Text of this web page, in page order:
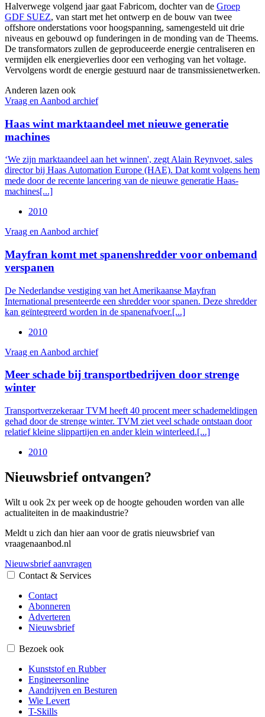
Halverwege volgend jaar gaat Fabricom, dochter van de Groep
GDF SUEZ, van start met het ontwerp en de bouw van twee
offshore onderstations voor hoogspanning, samengesteld uit drie
niveaus en gebouwd op funderingen in de monding van de Theems.
De transformators zullen de geproduceerde energie centraliseren en
vermijden elk energieverlies door een verhoging van het voltage.
Vervolgens wordt de energie gestuurd naar de transmissienetwerken.
Anderen lazen ook
Vraag en Aanbod archief
Haas wint marktaandeel met nieuwe generatie
machines
‘We zijn marktaandeel aan het winnen', zegt Alain Reynvoet, sales
director bij Haas Automation Europe (HAE). Dat komt volgens hem
mede door de recente lancering van de nieuwe generatie Haas-
machines[...]
2010
Vraag en Aanbod archief
Mayfran komt met spanenshredder voor onbemand
verspanen
De Nederlandse vestiging van het Amerikaanse Mayfran
International presenteerde een shredder voor spanen. Deze shredder
kan geïntegreerd worden in de spanenafvoer.[...]
2010
Vraag en Aanbod archief
Meer schade bij transportbedrijven door strenge
winter
Transportverzekeraar TVM heeft 40 procent meer schademeldingen
gehad door de strenge winter. TVM ziet veel schade ontstaan door
relatief kleine slippartijen en ander klein winterleed.[...]
2010
Nieuwsbrief ontvangen?
Wilt u ook 2x per week op de hoogte gehouden worden van alle
actualiteiten in de maakindustrie?
Meldt u zich dan hier aan voor de gratis nieuwsbrief van
vraagenaanbod.nl
Nieuwsbrief aanvragen
Contact & Services
Contact
Abonneren
Adverteren
Nieuwsbrief
Bezoek ook
Kunststof en Rubber
Engineersonline
Aandrijven en Besturen
Wie Levert
T-Skills